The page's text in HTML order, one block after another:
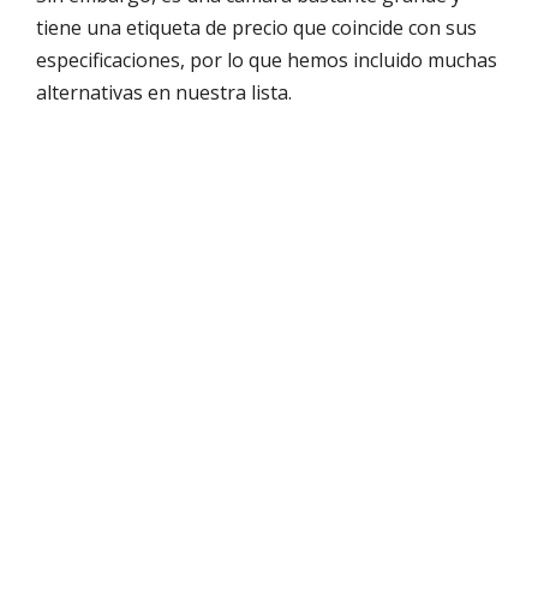
tiene una etiqueta de precio que coincide con sus
especificaciones, por lo que hemos incluido muchas
alternativas en nuestra lista.